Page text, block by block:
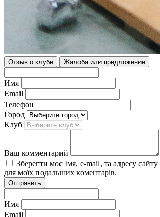
Отзыв о клубе Жалоба или предложение
Имя
Email
Телефон
Город
Клуб
Ваш комментарий
Зберегти моє Імя, e-mail, та адресу сайту
для моїх подальших коментарів.
Отправить
Имя
Email